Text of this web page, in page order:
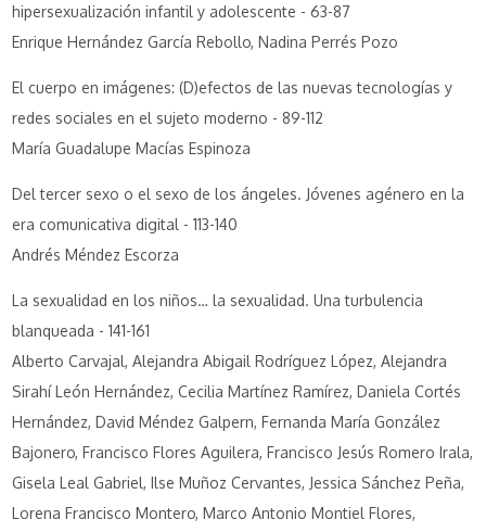
hipersexualización infantil y adolescente - 63-87
Enrique Hernández García Rebollo, Nadina Perrés Pozo
El cuerpo en imágenes: (D)efectos de las nuevas tecnologías y
redes sociales en el sujeto moderno - 89-112
María Guadalupe Macías Espinoza
Del tercer sexo o el sexo de los ángeles. Jóvenes agénero en la
era comunicativa digital - 113-140
Andrés Méndez Escorza
La sexualidad en los niños… la sexualidad. Una turbulencia
blanqueada - 141-161
Alberto Carvajal, Alejandra Abigail Rodríguez López, Alejandra
Sirahí León Hernández, Cecilia Martínez Ramírez, Daniela Cortés
Hernández, David Méndez Galpern, Fernanda María González
Bajonero, Francisco Flores Aguilera, Francisco Jesús Romero Irala,
Gisela Leal Gabriel, Ilse Muñoz Cervantes, Jessica Sánchez Peña,
Lorena Francisco Montero, Marco Antonio Montiel Flores,